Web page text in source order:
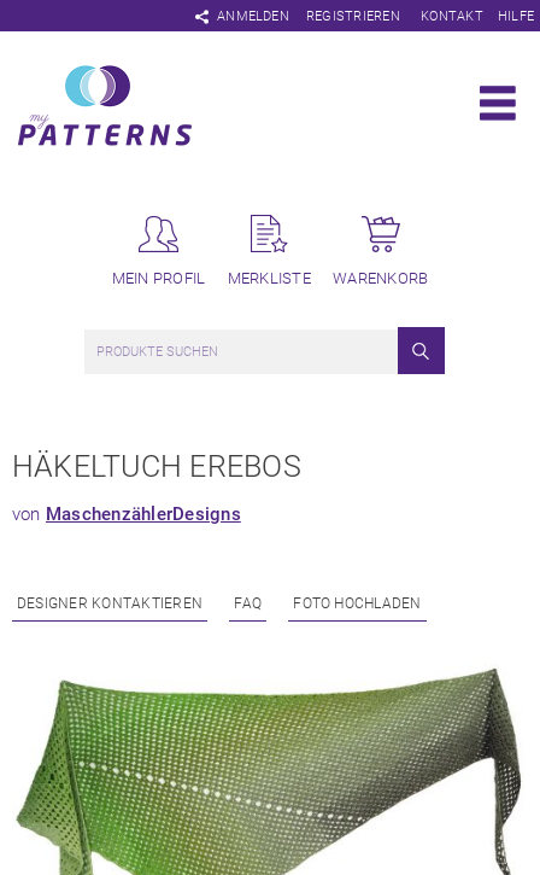
ANMELDEN
Navigation
überspringen
REGISTRIEREN KONTAKT HILFE
MEIN PROFIL MERKLISTE WARENKORB
HÄKELTUCH EREBOS
von MaschenzählerDesigns
DESIGNER KONTAKTIEREN FAQ FOTO HOCHLADEN